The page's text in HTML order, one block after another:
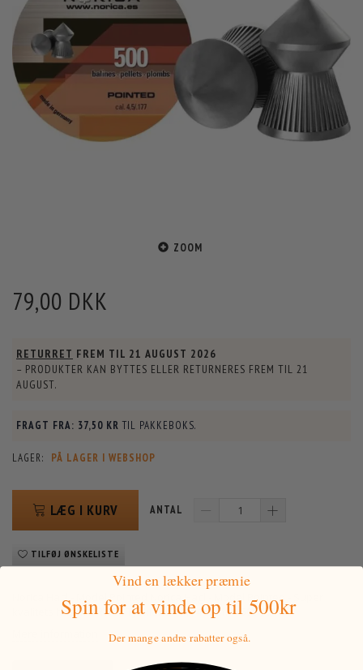
ZOOM
79,00 DKK
RETURRET FREM TIL 21 AUGUST 2026
– PRODUKTER KAN BYTTES ELLER RETURNERES FREM TIL 21
AUGUST.
FRAGT FRA: 37,50 KR TIL PAKKEBOKS.
LAGER: PÅ LAGER I WEBSHOP
LÆG I KURV ANTAL
TILFØJ ØNSKELISTE
Norica Hagl - Model Pointed Norica Hagl - Model Pointed - Super
kvalitets hagl fra RWS i Tyskland. Kal. 4,5mm - 500 stk.
Vind en lækker præmie
Spin for at vindeop til 500kr
Der mange andre rabatter også.